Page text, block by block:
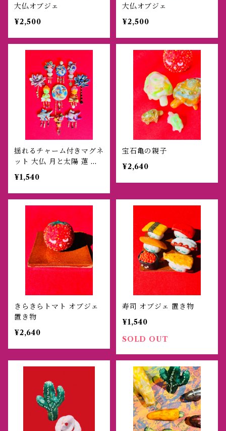
大仏オブジェ
¥2,500
大仏オブジェ
¥2,500
揺れるチャーム付きマグネ
ット 大仏 月と太陽 蓮 金
魚 お花
¥1,540
宝石亀の親子
¥2,640
きらきらトマト オブジェ
置き物
¥2,640
寿司 オブジェ 置き物
¥1,540
SOLD OUT